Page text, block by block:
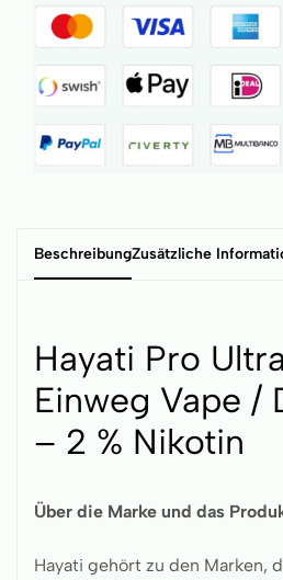
BeschreibungZusätzliche
Hayati Pro
Einweg Vape /
– 2 % Nikotin
Über die Marke und das
Hayati gehört zu den Marken,